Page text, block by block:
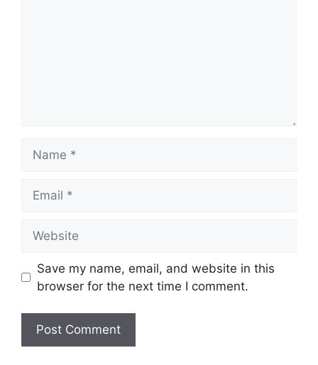
Save my name, email, and website in this
browser for the next time I comment.